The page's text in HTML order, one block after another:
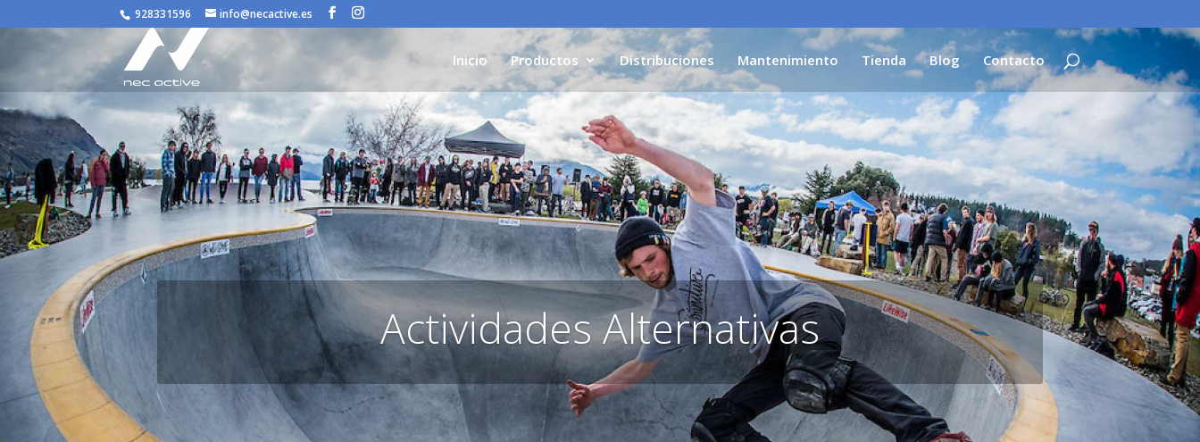
/* JS para menú plegable móvil Divi */
928331596 info@necactive.es
Inicio Productos Distribuciones Mantenimiento Tienda Blog Contacto
Actividades Alternativas